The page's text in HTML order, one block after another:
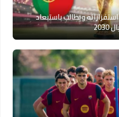
ويطالب باستبعاد